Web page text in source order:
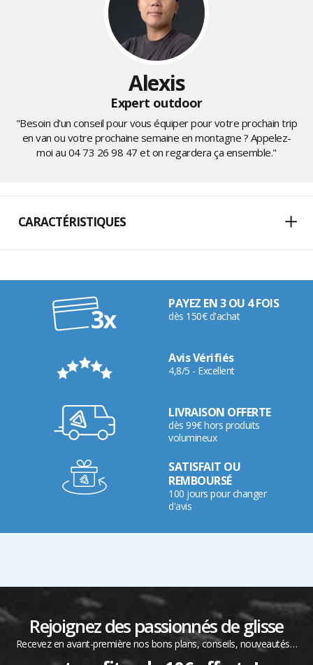
Alexis
Expert outdoor
"Besoin d'un conseil pour vous équiper pour votre prochain trip
en van ou votre prochaine semaine en montagne ? Appelez-
moi au 04 73 26 98 47 et on regardera ça ensemble."
CARACTÉRISTIQUES
PAYEZ EN 3 OU 4 FOIS
dès 150€ d'achat
Avis Vérifiés
4,8/5 - Excellent
LIVRAISON OFFERTE
dès 99€ hors produits
volumineux
SATISFAIT OU
REMBOURSÉ
100 jours pour changer
d'avis
Rejoignez des passionnés de glisse
Recevez en avant-première nos bons plans, conseils, nouveautés…